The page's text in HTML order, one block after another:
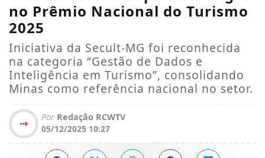
no Prêmio Nacional do Turismo
2025
Iniciativa da Secult-MG foi reconhecida
na categoria “Gestão de Dados e
Inteligência em Turismo”, consolidando
Minas como referência nacional no setor.
Por Redação RCWTV
05/12/2025 10:27